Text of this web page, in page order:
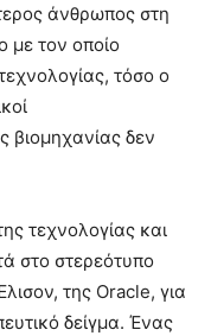
άνθρωπος στη
με τον οποίο
τόσο ο
βιομηχανίας δεν
τεχνολογίας και
στο στερεότυπο
της Oracle, για
δείγμα. Ένας